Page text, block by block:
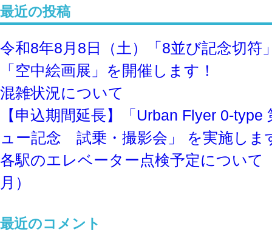
最近の投稿
令和8年8⽉8⽇（土）「8並び記念切符
「空中絵画展」を開催します！
混雑状況について
【申込期間延長】「Urban Flyer 0-type
ュー記念 試乗・撮影会」 を実施しま
各駅のエレベーター点検予定について
月）
最近のコメント